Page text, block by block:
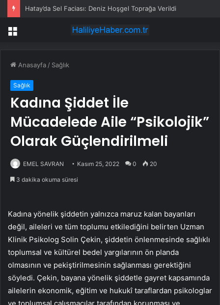
Hatay’da Sel Faciası: Deniz Hoşgel Toprağa Verildi
Menü
Anasayfa / Sağlık
Sağlık
Kadına Şiddet İle
Mücadelede Aile “Psikolojik”
Olarak Güçlendirilmeli
EMEL SAVRAN Kasım 25, 2022 0 20
3 dakika okuma süresi
Kadına yönelik şiddetin yalnızca maruz kalan bayanları
değil, aileleri ve tüm toplumu etkilediğini belirten Uzman
Klinik Psikolog Solin Çekin, şiddetin önlenmesinde sağlıklı
toplumsal ve kültürel bedel yargılarının ön planda
olmasının ve pekiştirilmesinin sağlanması gerektiğini
söyledi. Çekin, bayana yönelik şiddetle gayret kapsamında
ailelerin ekonomik, eğitim ve hukukî taraflardan psikologlar